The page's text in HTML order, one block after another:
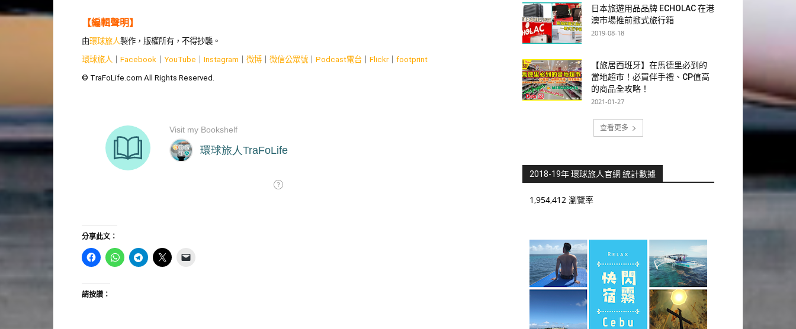
【編輯聲明】
由環球旅人製作，版權所有，不得抄襲。
環球旅人 Facebook YouTube Instagram 微博 微信公眾號 Podcast電台 Flickr｜ footprint
© TraFoLife.com All Rights Reserved.
分享此文：
請按讚：
日本旅遊用品品牌 ECHOLAC 在港
澳市場推前掀式旅行箱
2019-08-18
【旅居西班牙】在馬德里必到的
當地超市！必買伴手禮、CP值高
的商品全攻略！
2021-01-27
查看更多
2018-19年 環球旅人官網 統計數據
1,954,412 瀏覽率